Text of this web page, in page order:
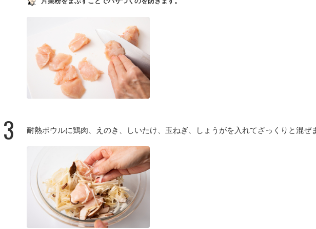
3 耐熱ボウルに鶏肉、えのき、しいたけ、玉ねぎ、しょうがを入れてざっくりと混ぜ